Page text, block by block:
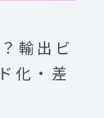
輸出ビ
化・差